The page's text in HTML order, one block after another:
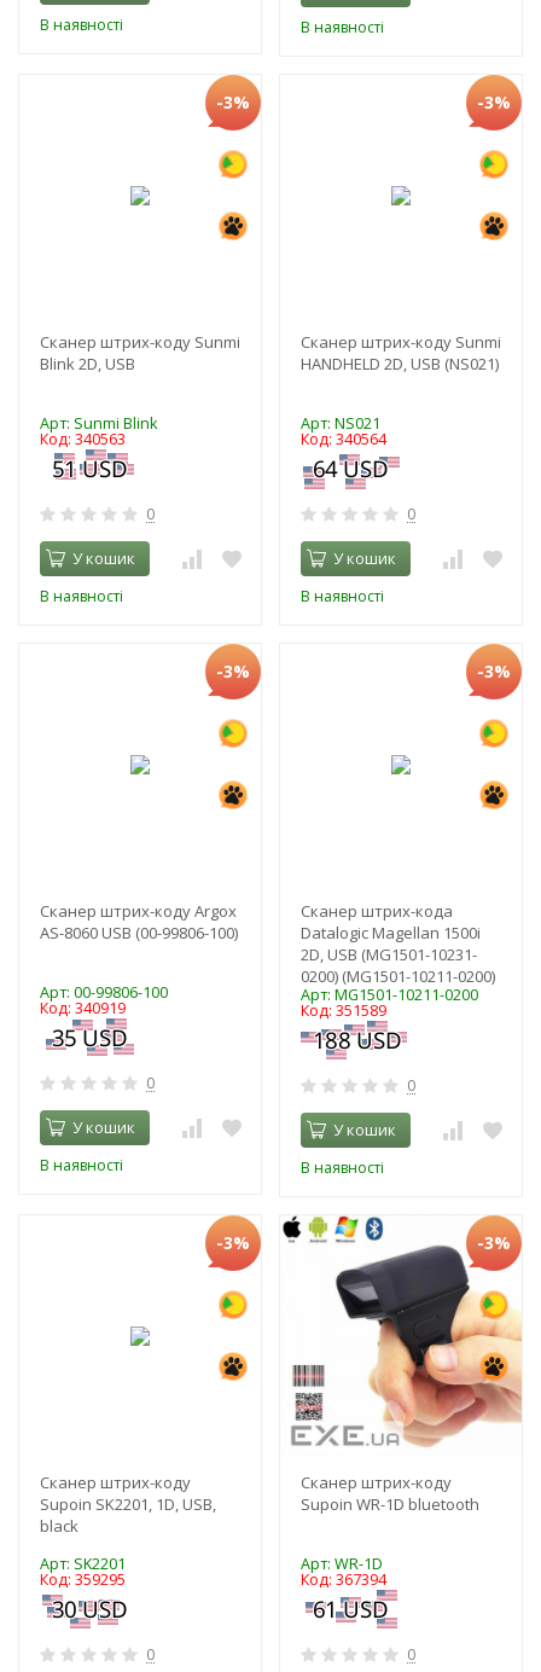
В наявності В наявності
-3%
Сканер штрих-коду Sunmi
Blink 2D, USB
Арт: Sunmi Blink
Код: 340563
0
У кошик
В наявності
-3%
Сканер штрих-коду Sunmi
HANDHELD 2D, USB (NS021)
Арт: NS021
Код: 340564
0
У кошик
В наявності
-3%
Сканер штрих-коду Argox
AS-8060 USB (00-99806-100)
Арт: 00-99806-100
Код: 340919
0
У кошик
В наявності
-3%
Сканер штрих-кода
Datalogic Magellan 1500i
2D, USB (MG1501-10231-
0200) (MG1501-10211-0200)
Арт: MG1501-10211-0200
Код: 351589
0
У кошик
В наявності
-3%
Сканер штрих-коду
Supoin SK2201, 1D, USB,
black
Арт: SK2201
Код: 359295
0
-3%
Сканер штрих-коду
Supoin WR-1D bluetooth
Арт: WR-1D
Код: 367394
0